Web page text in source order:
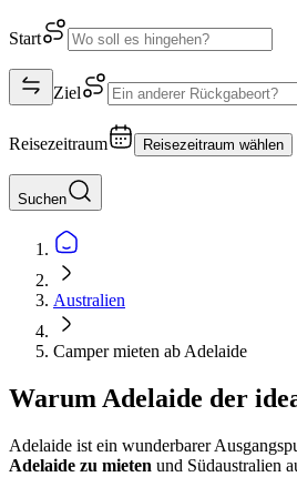
Start
Ziel
Reisezeitraum Reisezeitraum wählen
Suchen
Australien
Camper mieten ab Adelaide
Warum Adelaide der
Adelaide ist ein wunderbarer
Adelaide zu mieten und Südaustralien